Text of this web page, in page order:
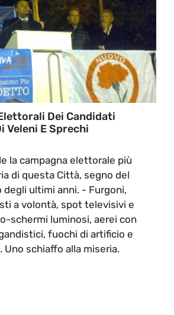
Dei Candidati
Veleni E Sprechi
la campagna elettorale più
di questa Città, segno del
ultimi anni. - Furgoni,
a volontà, spot televisivi e
schermi luminosi, aerei con
fuochi di artificio e
schiaffo alla miseria.